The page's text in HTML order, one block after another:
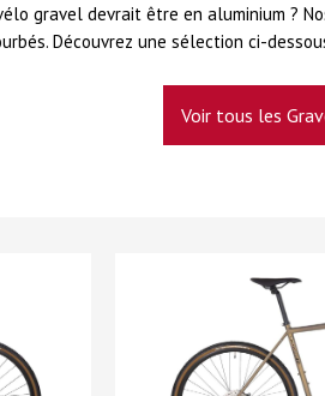
gravel devrait être en aluminium ?
Découvrez une sélection ci-
Voir tous les